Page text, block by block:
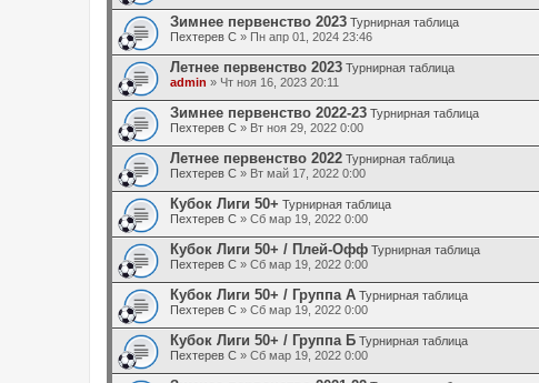
Зимнее первенство 2023 Турнирная таблица
Пехтерев С » Пн апр 01, 2024 23:46
Летнее первенство 2023 Турнирная таблица
admin » Чт ноя 16, 2023 20:11
Зимнее первенство 2022-23 Турнирная таблица
Пехтерев С » Вт ноя 29, 2022 0:00
Летнее первенство 2022 Турнирная таблица
Пехтерев С » Вт май 17, 2022 0:00
Кубок Лиги 50+ Турнирная таблица
Пехтерев С » Сб мар 19, 2022 0:00
Кубок Лиги 50+ / Плей-Офф Турнирная таблица
Пехтерев С » Сб мар 19, 2022 0:00
Кубок Лиги 50+ / Группа А Турнирная таблица
Пехтерев С » Сб мар 19, 2022 0:00
Кубок Лиги 50+ / Группа Б Турнирная таблица
Пехтерев С » Сб мар 19, 2022 0:00